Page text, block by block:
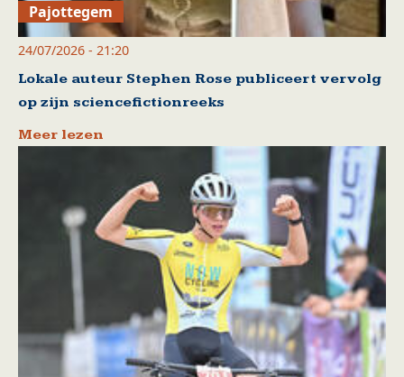
Pajottegem
24/07/2026 - 21:20
Lokale auteur Stephen Rose publiceert vervolg
op zijn sciencefictionreeks
Meer lezen